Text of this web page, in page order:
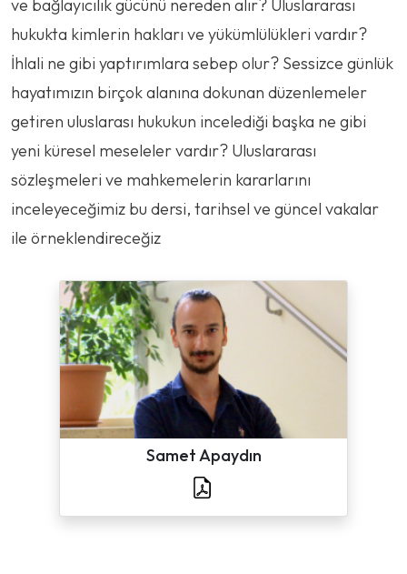
ve bağlayıcılık gücünü nereden alır? Uluslararası
hukukta kimlerin hakları ve yükümlülükleri vardır?
İhlali ne gibi yaptırımlara sebep olur? Sessizce günlük
hayatımızın birçok alanına dokunan düzenlemeler
getiren uluslarası hukukun incelediği başka ne gibi
yeni küresel meseleler vardır? Uluslararası
sözleşmeleri ve mahkemelerin kararlarını
inceleyeceğimiz bu dersi, tarihsel ve güncel vakalar
ile örneklendireceğiz
Samet Apaydın